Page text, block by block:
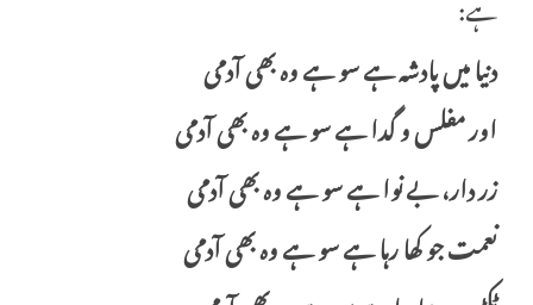
دنیا میں پادشہ ہے سو ہے وہ بھی آدمی
اور مفلس و گدا ہے سو ہے وہ بھی آدمی
زر دار، بے نوا ہے سو ہے وہ بھی آدمی
نعمت جو کھا رہا ہے سو ہے وہ بھی آدمی